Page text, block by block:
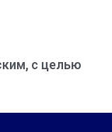
с целью